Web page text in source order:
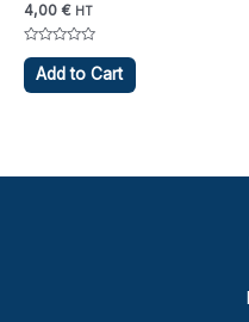
4,00 € HT
Note
0
sur
5
Add to Cart